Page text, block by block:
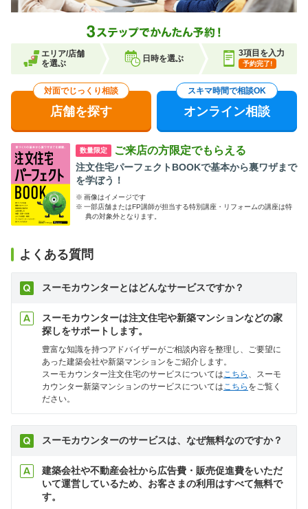
エリア/店舗
を選ぶ
日時を選ぶ
3項目を入力
予約完了!
対面でじっくり相談
店舗を探す
スキマ時間で相談OK
オンライン相談
数量限定 ご来店の方限定でもらえる
注文住宅パーフェクトBOOKで基本から裏ワザまで
を学ぼう！
※ 画像はイメージです
※ 一部店舗またはFP講師が担当する特別講座・リフォームの講座は特
典の対象外となります。
よくある質問
スーモカウンターとはどんなサービスですか？
スーモカウンターは注文住宅や新築マンションなどの家
探しをサポートします。
豊富な知識を持つアドバイザーがご相談内容を整理し、ご要望に
あった建築会社や新築マンションをご紹介します。
スーモカウンター注文住宅のサービスについてはこちら 、スーモ
カウンター新築マンションのサービスについてはこちら をご覧く
ださい。
スーモカウンターのサービスは、なぜ無料なのですか？
建築会社や不動産会社から広告費・販売促進費をいただ
いて運営しているため、お客さまの利用はすべて無料で
す。